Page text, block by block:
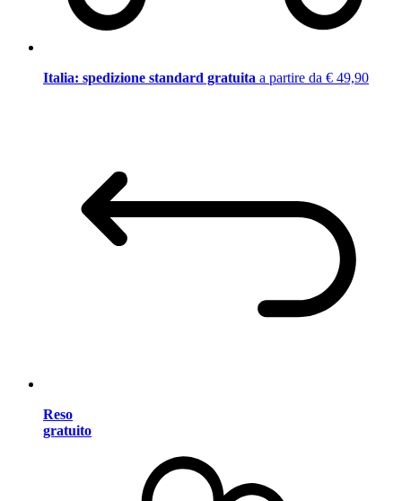
Italia: spedizione standard gratuita a partire da € 49,90
Reso
gratuito